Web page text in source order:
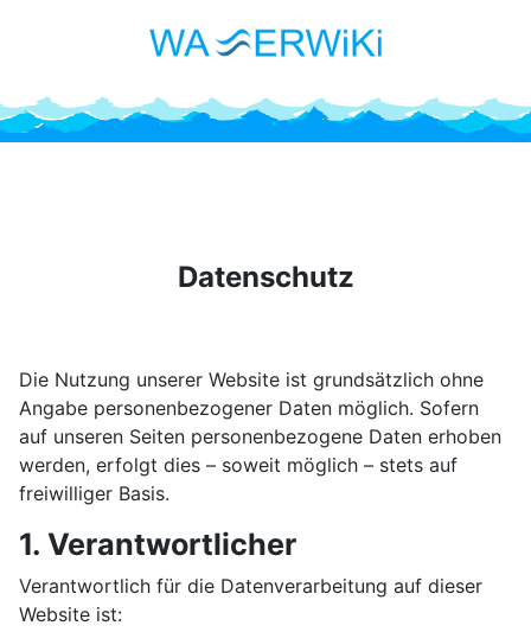
Datenschutz
Die Nutzung unserer Website ist grundsätzlich ohne
Angabe personenbezogener Daten möglich. Sofern
auf unseren Seiten personenbezogene Daten erhoben
werden, erfolgt dies – soweit möglich – stets auf
freiwilliger Basis.​
1. Verantwortlicher
Verantwortlich für die Datenverarbeitung auf dieser
Website ist: